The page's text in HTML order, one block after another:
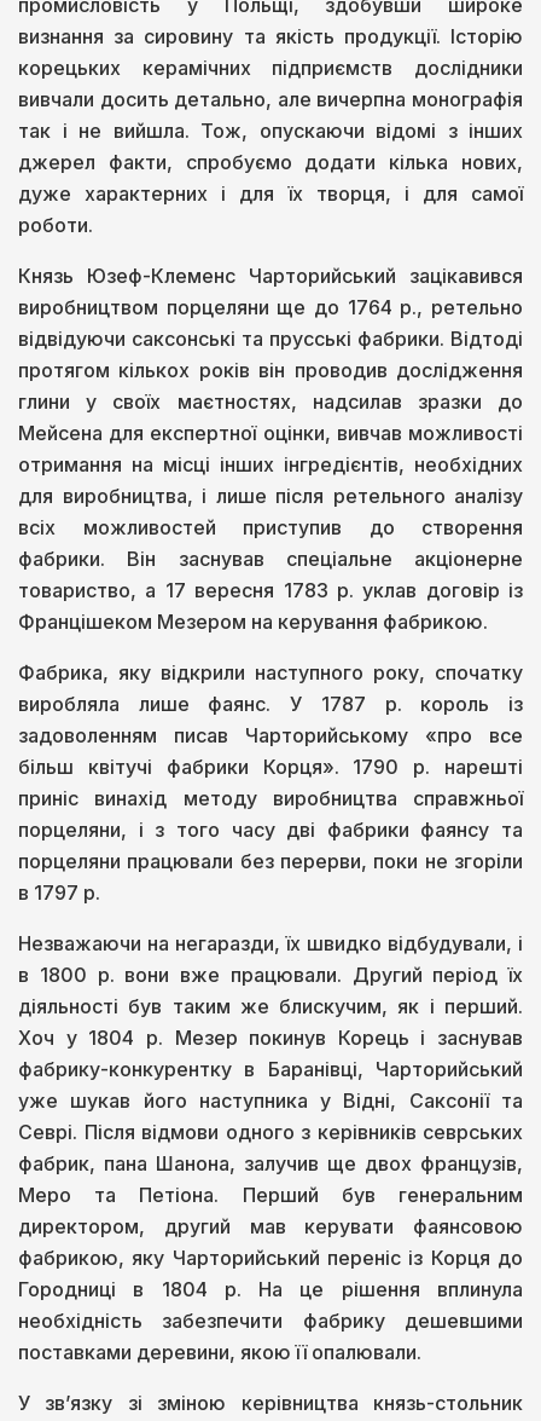
промисловість у Польщі, здобувши широке
визнання за сировину та якість продукції. Історію
корецьких керамічних підприємств дослідники
вивчали досить детально, але вичерпна монографія
так і не вийшла. Тож, опускаючи відомі з інших
джерел факти, спробуємо додати кілька нових,
дуже характерних і для їх творця, і для самої
роботи.
Князь Юзеф-Клеменс Чарторийський зацікавився
виробництвом порцеляни ще до 1764 р., ретельно
відвідуючи саксонські та прусські фабрики. Відтоді
протягом кількох років він проводив дослідження
глини у своїх маєтностях, надсилав зразки до
Мейсена для експертної оцінки, вивчав можливості
отримання на місці інших інгредієнтів, необхідних
для виробництва, і лише після ретельного аналізу
всіх можливостей приступив до створення
фабрики. Він заснував спеціальне акціонерне
товариство, а 17 вересня 1783 р. уклав договір із
Францішеком Мезером на керування фабрикою.
Фабрика, яку відкрили наступного року, спочатку
виробляла лише фаянс. У 1787 р. король із
задоволенням писав Чарторийському «про все
більш квітучі фабрики Корця». 1790 р. нарешті
приніс винахід методу виробництва справжньої
порцеляни, і з того часу дві фабрики фаянсу та
порцеляни працювали без перерви, поки не згоріли
в 1797 р.
Незважаючи на негаразди, їх швидко відбудували, і
в 1800 р. вони вже працювали. Другий період їх
діяльності був таким же блискучим, як і перший.
Хоч у 1804 р. Мезер покинув Корець і заснував
фабрику-конкурентку в Баранівці, Чарторийський
уже шукав його наступника у Відні, Саксонії та
Севрі. Після відмови одного з керівників севрських
фабрик, пана Шанона, залучив ще двох французів,
Меро та Петіона. Перший був генеральним
директором, другий мав керувати фаянсовою
фабрикою, яку Чарторийський переніс із Корця до
Городниці в 1804 р. На це рішення вплинула
необхідність забезпечити фабрику дешевшими
поставками деревини, якою її опалювали.
У зв’язку зі зміною керівництва князь-стольник